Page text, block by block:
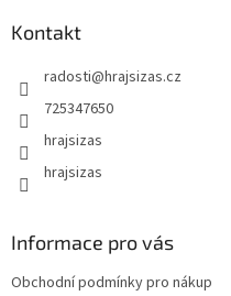
Kontakt
radosti@hrajsizas.cz
725347650
hrajsizas
hrajsizas
Informace pro vás
Obchodní podmínky pro nákup